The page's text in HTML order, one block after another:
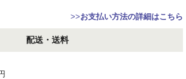
>>お支払い方法の詳細はこちら
配送・送料